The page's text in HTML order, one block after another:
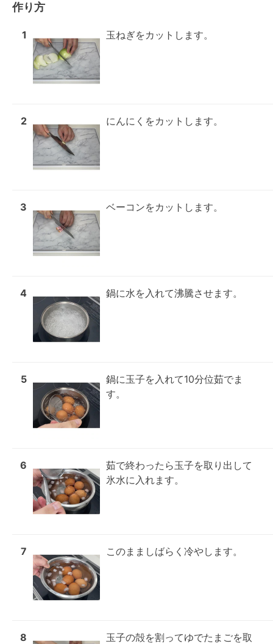
作り方
1 玉ねぎをカットします。
2 にんにくをカットします。
3 ベーコンをカットします。
4 鍋に水を入れて沸騰させます。
5
鍋に玉子を入れて10分位茹でま
す。
6
茹で終わったら玉子を取り出して
氷水に入れます。
7 このまましばらく冷やします。
8
玉子の殻を割ってゆでたまごを取